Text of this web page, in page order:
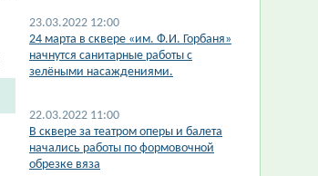
23.03.2022 12:00
24 марта в сквере «им. Ф.И. Горбаня»
начнутся санитарные работы с
зелёными насаждениями.
22.03.2022 11:00
В сквере за театром оперы и балета
начались работы по формовочной
обрезке вяза